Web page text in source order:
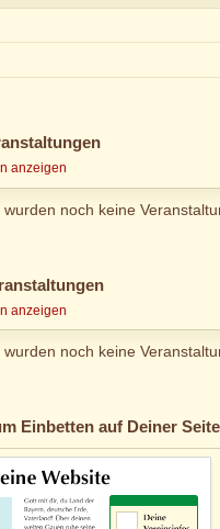
anzeigen
noch keine
anzeigen
noch keine
Einbetten auf Deiner Seite